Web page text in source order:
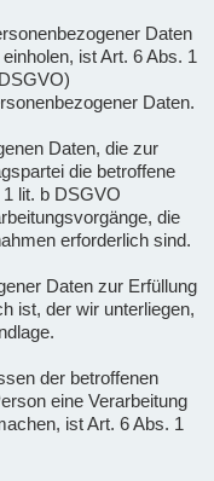
Daten
ist Art. 6 Abs. 1
Daten.
Daten, die zur
die betroffene
lit. b DSGVO
die
erforderlich sind.
Daten zur Erfüllung
ist, der wir unterliegen,
der betroffenen
eine Verarbeitung
ist Art. 6 Abs. 1